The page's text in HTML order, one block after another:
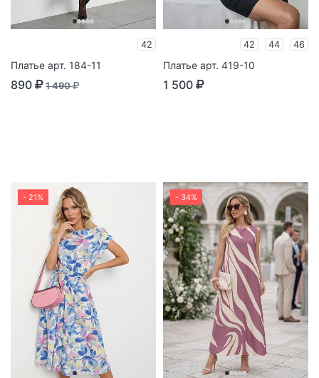
42
Платье арт. 184-11
890 1 490
42 44 46
Платье арт. 419-10
1 500
- 21% - 34%